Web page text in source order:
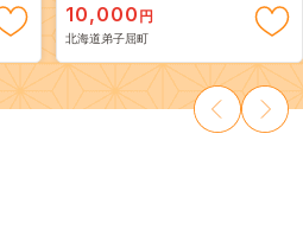
10,000 円
北海道弟子屈町